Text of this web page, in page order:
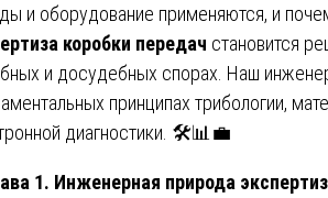
и оборудование применяются, и
коробки передач становится
и досудебных спорах. Наш
принципах трибологии,
диагностики. 🛠️📊💼
1. Инженерная природа